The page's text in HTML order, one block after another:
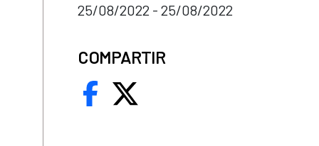
25/08/2022 - 25/08/2022
COMPARTIR